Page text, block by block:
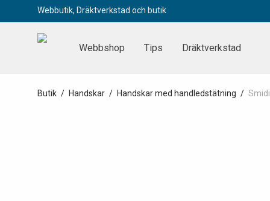
Webbutik, Dräktverkstad och butik
Webbshop Tips Dräktverkstad
Butik / Handskar / Handskar med handledstätning /